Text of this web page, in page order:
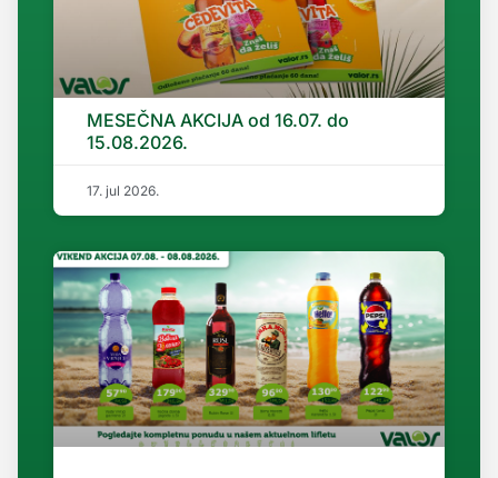
MESEČNA AKCIJA od 16.07. do
15.08.2026.
17. jul 2026.